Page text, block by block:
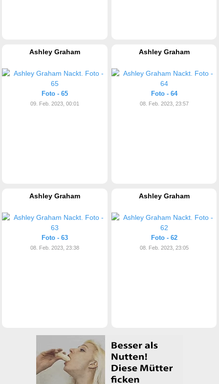
Ashley Graham
Foto - 65
09. Feb. 2023, 00:01
Ashley Graham
Foto - 64
08. Feb. 2023, 23:57
Ashley Graham
Foto - 63
08. Feb. 2023, 23:38
Ashley Graham
Foto - 62
08. Feb. 2023, 23:05